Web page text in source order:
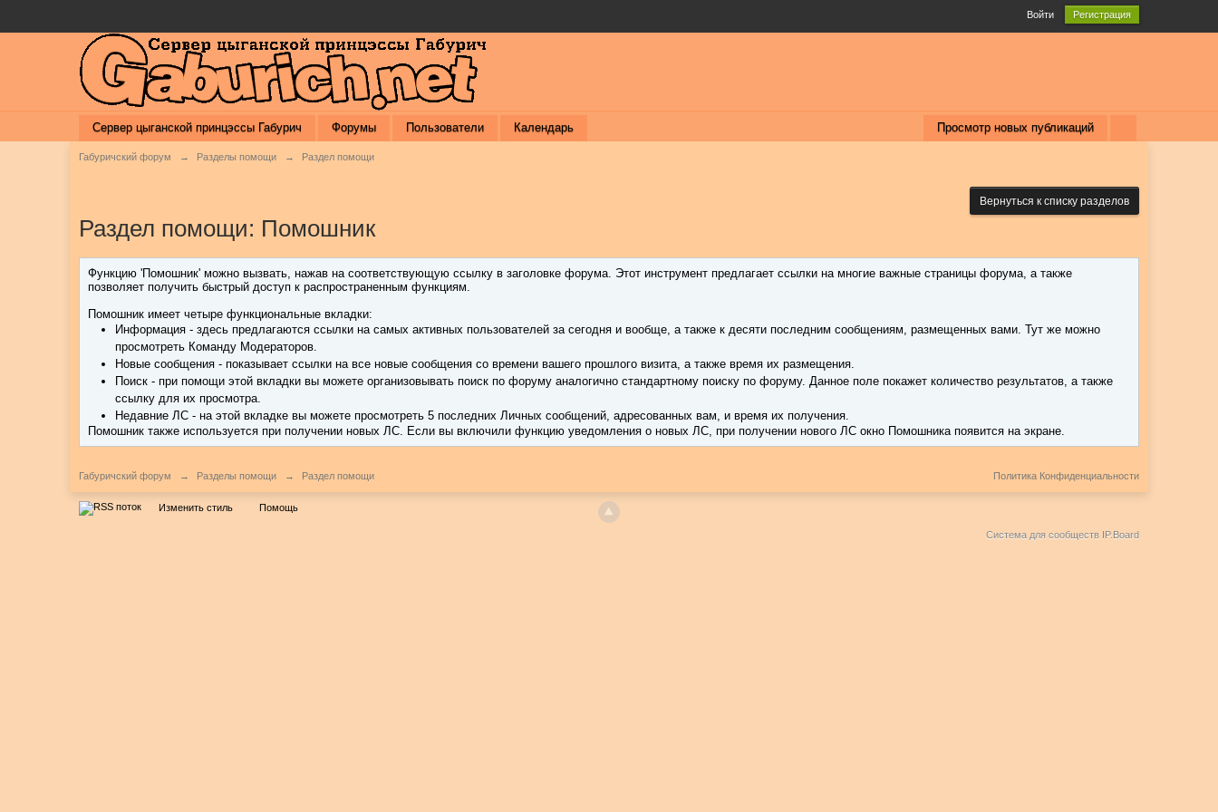
Войти Регистрация
Просмотр новых публикаций
Сервер цыганской принцэссы Габурич Форумы Пользователи Календарь
Габуричский форум → Разделы помощи → Раздел помощи
Вернуться к списку разделов
Раздел помощи: Помошник
Функцию 'Помошник' можно вызвать, нажав на соответствующую ссылку в заголовке форума. Этот инструмент предлагает ссылки на многие важные страницы форума, а также
позволяет получить быстрый доступ к распространенным функциям.
Помошник имеет четыре функциональные вкладки:
Информация - здесь предлагаются ссылки на самых активных пользователей за сегодня и вообще, а также к десяти последним сообщениям, размещенных вами. Тут же можно
просмотреть Команду Модераторов.
Новые сообщения - показывает ссылки на все новые сообщения со времени вашего прошлого визита, а также время их размещения.
Поиск - при помощи этой вкладки вы можете организовывать поиск по форуму аналогично стандартному поиску по форуму. Данное поле покажет количество результатов, а также
ссылку для их просмотра.
Недавние ЛС - на этой вкладке вы можете просмотреть 5 последних Личных сообщений, адресованных вам, и время их получения.
Помошник также используется при получении новых ЛС. Если вы включили функцию уведомления о новых ЛС, при получении нового ЛС окно Помошника появится на экране.
Габуричский форум → Разделы помощи → Раздел помощи Политика Конфиденциальности
Изменить стиль Помощь
Система для сообществ IP.Board